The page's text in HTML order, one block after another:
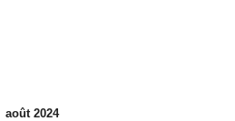
août 2024